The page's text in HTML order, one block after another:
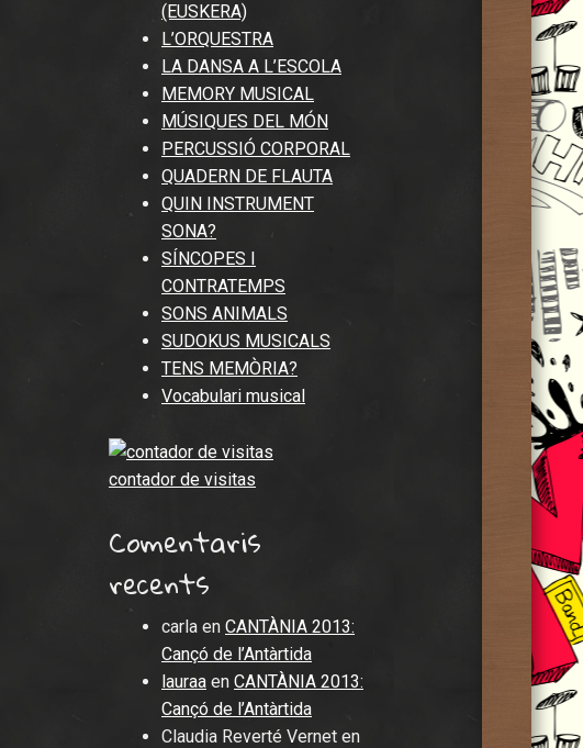
(EUSKERA)
L’ORQUESTRA
LA DANSA A L’ESCOLA
MEMORY MUSICAL
MÚSIQUES DEL MÓN
PERCUSSIÓ CORPORAL
QUADERN DE FLAUTA
QUIN INSTRUMENT
SONA?
SÍNCOPES I
CONTRATEMPS
SONS ANIMALS
SUDOKUS MUSICALS
TENS MEMÒRIA?
Vocabulari musical
contador de visitas
Comentaris
recents
carla en CANTÀNIA 2013:
Cançó de l’Antàrtida
lauraa en CANTÀNIA 2013:
Cançó de l’Antàrtida
Claudia Reverté Vernet en